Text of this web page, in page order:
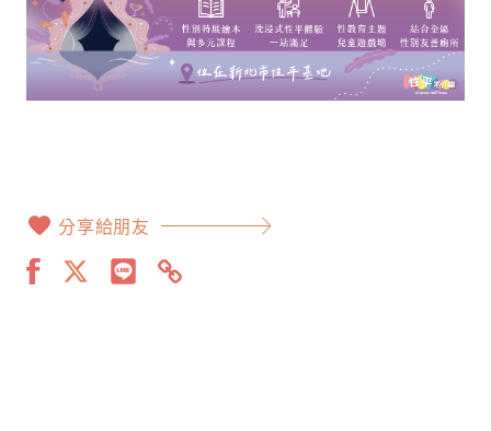
分享給朋友